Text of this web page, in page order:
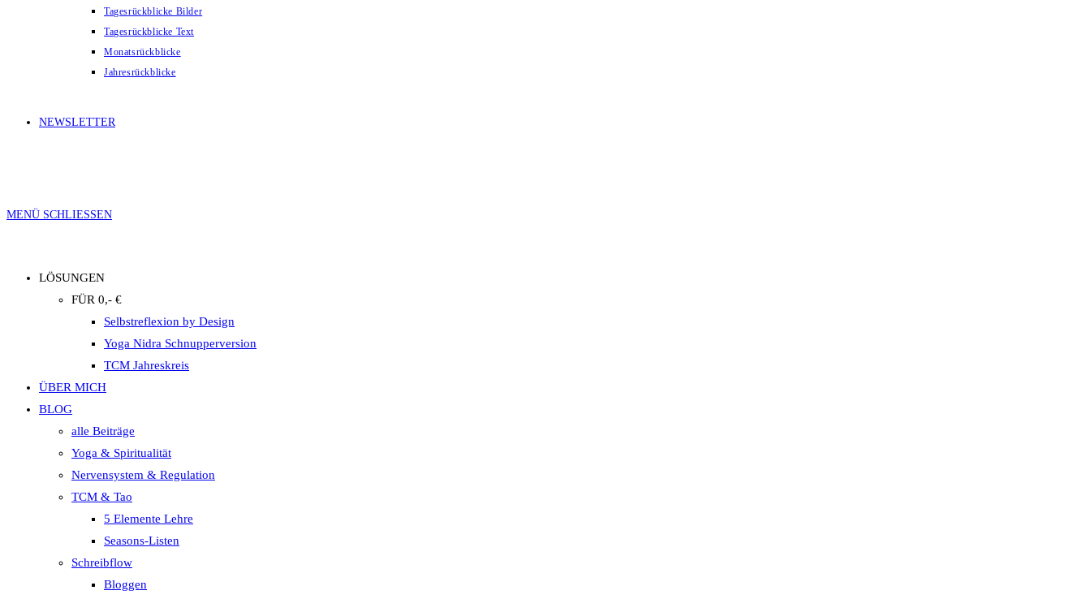
Tagesrückblicke Bilder
Tagesrückblicke Text
Monatsrückblicke
Jahresrückblicke
NEWSLETTER
MENÜ SCHLIESSEN
LÖSUNGEN
FÜR 0,- €
Selbstreflexion by Design
Yoga Nidra Schnupperversion
TCM Jahreskreis
ÜBER MICH
BLOG
alle Beiträge
Yoga & Spiritualität
Nervensystem & Regulation
TCM & Tao
5 Elemente Lehre
Seasons-Listen
Schreibflow
Bloggen